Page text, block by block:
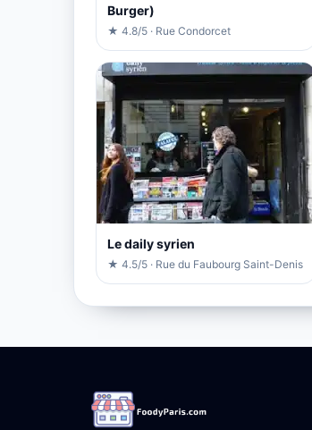
Burger)
★ 4.8/5 · Rue Condorcet
Le daily syrien
★ 4.5/5 · Rue du Faubourg Saint-Denis